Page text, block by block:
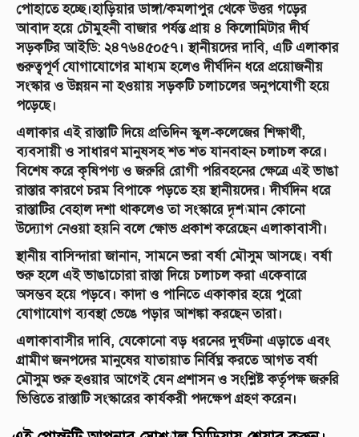
পোহাতে হচ্ছে।হাড়িয়ার ডাঙ্গা/কমলাপুর থেকে উত্তর গড়ের
আবাদ হয়ে চৌমুহনী বাজার পর্যন্ত প্রায় ৪ কিলোমিটার দীর্ঘ
সড়কটির আইডি: ২৪৭৬৪৫০৫৭। স্থানীয়দের দাবি, এটি এলাকার
গুরুত্বপূর্ণ যোগাযোগের মাধ্যম হলেও দীর্ঘদিন ধরে প্রয়োজনীয়
সংস্কার ও উন্নয়ন না হওয়ায় সড়কটি চলাচলের অনুপযোগী হয়ে
পড়েছে।
‎এলাকার এই রাস্তাটি দিয়ে প্রতিদিন স্কুল-কলেজের শিক্ষার্থী,
ব্যবসায়ী ও সাধারণ মানুষসহ শত শত যানবাহন চলাচল করে।
বিশেষ করে কৃষিপণ্য ও জরুরি রোগী পরিবহনের ক্ষেত্রে এই ভাঙা
রাস্তার কারণে চরম বিপাকে পড়তে হয় স্থানীয়দের। দীর্ঘদিন ধরে
রাস্তাটির বেহাল দশা থাকলেও তা সংস্কারে দৃশ্যমান কোনো
উদ্যোগ নেওয়া হয়নি বলে ক্ষোভ প্রকাশ করেছেন এলাকাবাসী।
‎স্থানীয় বাসিন্দারা জানান, সামনে ভরা বর্ষা মৌসুম আসছে। বর্ষা
শুরু হলে এই ভাঙাচোরা রাস্তা দিয়ে চলাচল করা একেবারে
অসম্ভব হয়ে পড়বে। কাদা ও পানিতে একাকার হয়ে পুরো
যোগাযোগ ব্যবস্থা ভেঙে পড়ার আশঙ্কা করছেন তারা।
এলাকাবাসীর দাবি, যেকোনো বড় ধরনের দুর্ঘটনা এড়াতে এবং
গ্রামীণ জনপদের মানুষের যাতায়াত নির্বিঘ্ন করতে আগত বর্ষা
মৌসুম শুরু হওয়ার আগেই যেন প্রশাসন ও সংশ্লিষ্ট কর্তৃপক্ষ জরুরি
ভিত্তিতে রাস্তাটি সংস্কারের কার্যকরী পদক্ষেপ গ্রহণ করেন।